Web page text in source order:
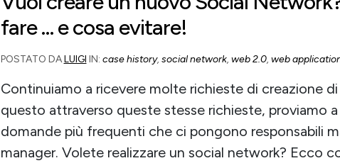
fare … e cosa evitare!
POSTATO DALUIGI IN: case history, social network, web 2.0, web
Continuiamo a ricevere molte richieste di creazione
questo attraverso queste stesse richieste, proviamo
domande più frequenti che ci pongono responsabili
manager. Volete realizzare un social network? Ecco